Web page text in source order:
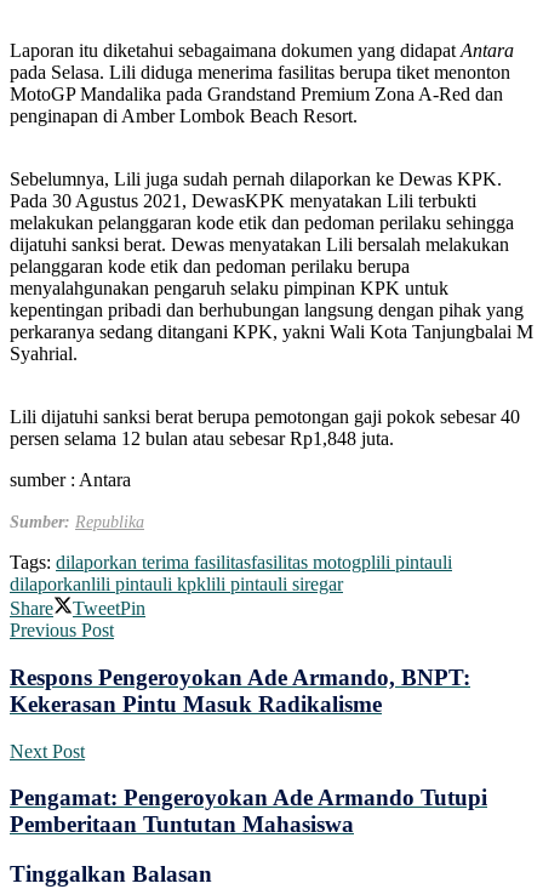
Laporan itu diketahui sebagaimana dokumen yang didapat Antara
pada Selasa. Lili diduga menerima fasilitas berupa tiket menonton
MotoGP Mandalika pada Grandstand Premium Zona A-Red dan
penginapan di Amber Lombok Beach Resort.
Sebelumnya, Lili juga sudah pernah dilaporkan ke Dewas KPK.
Pada 30 Agustus 2021, DewasKPK menyatakan Lili terbukti
melakukan pelanggaran kode etik dan pedoman perilaku sehingga
dijatuhi sanksi berat. Dewas menyatakan Lili bersalah melakukan
pelanggaran kode etik dan pedoman perilaku berupa
menyalahgunakan pengaruh selaku pimpinan KPK untuk
kepentingan pribadi dan berhubungan langsung dengan pihak yang
perkaranya sedang ditangani KPK, yakni Wali Kota Tanjungbalai M
Syahrial.
Lili dijatuhi sanksi berat berupa pemotongan gaji pokok sebesar 40
persen selama 12 bulan atau sebesar Rp1,848 juta.
sumber : Antara
Sumber: Republika
Tags: dilaporkan terima fasilitasfasilitas motogplili pintauli
dilaporkanlili pintauli kpklili pintauli siregar
Share
TweetPin
Previous Post
Respons Pengeroyokan Ade Armando, BNPT:
Kekerasan Pintu Masuk Radikalisme
Next Post
Pengamat: Pengeroyokan Ade Armando Tutupi
Pemberitaan Tuntutan Mahasiswa
Tinggalkan Balasan